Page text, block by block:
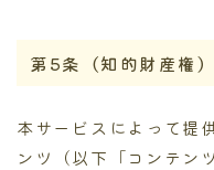
第5条（知的財産権）
本サービスによって提
ンツ（以下「コンテン